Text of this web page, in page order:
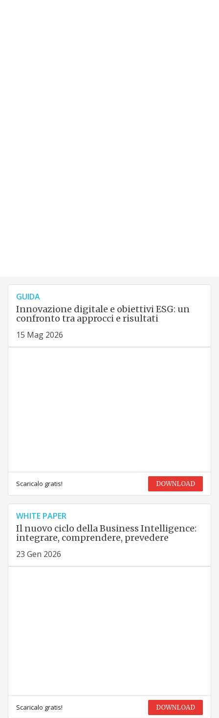
GUIDA
Innovazione digitale e obiettivi ESG: un
confronto tra approcci e risultati
15 Mag 2026
Scaricalo gratis! DOWNLOAD
WHITE PAPER
Il nuovo ciclo della Business Intelligence:
integrare, comprendere, prevedere
23 Gen 2026
Scaricalo gratis! DOWNLOAD